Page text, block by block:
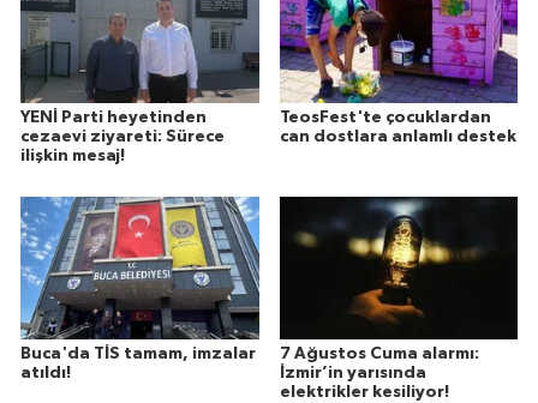
YENİ Parti heyetinden
cezaevi ziyareti: Sürece
ilişkin mesaj!
TeosFest'te çocuklardan
can dostlara anlamlı destek
Buca'da TİS tamam, imzalar
atıldı!
7 Ağustos Cuma alarmı:
İzmir’in yarısında
elektrikler kesiliyor!